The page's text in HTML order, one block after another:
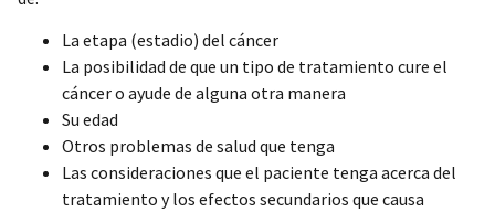
La etapa (estadio) del cáncer
La posibilidad de que un tipo de tratamiento cure el
cáncer o ayude de alguna otra manera
Su edad
Otros problemas de salud que tenga
Las consideraciones que el paciente tenga acerca del
tratamiento y los efectos secundarios que causa